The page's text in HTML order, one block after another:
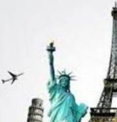
पढ़ाई और
से पहले कराना
पास होगा
लेखन मोना दीक्षित Feb 07, 2019
क्या है खबर?